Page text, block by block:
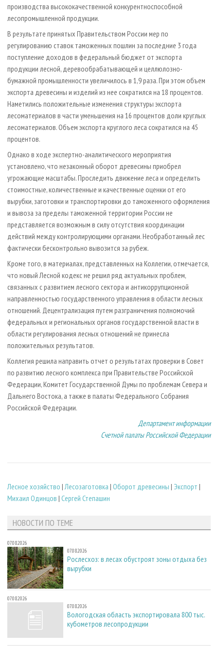
производства высококачественной конкурентноспособной
лесопромышленной продукции.
В результате принятых Правительством России мер по
регулированию ставок таможенных пошлин за последние 3 года
поступление доходов в федеральный бюджет от экспорта
продукции лесной, деревообрабатывающей и целлюлозно-
бумажной промышленности увеличилось в 1,9 раза. При этом объем
экспорта древесины и изделий из нее сократился на 18 процентов.
Наметились положительные изменения структуры экспорта
лесоматериалов в части уменьшения на 16 процентов доли круглых
лесоматериалов. Объем экспорта круглого леса сократился на 45
процентов.
Однако в ходе экспертно-аналитического мероприятия
установлено, что незаконный оборот древесины приобрел
угрожающие масштабы. Проследить движение леса и определить
стоимостные, количественные и качественные оценки от его
вырубки, заготовки и транспортировки до таможенного оформления
и вывоза за пределы таможенной территории России не
представляется возможным в силу отсутствия координации
действий между контролирующими органами. Необработанный лес
фактически бесконтрольно вывозится за рубеж.
Кроме того, в материалах, представленных на Коллегии, отмечается,
что новый Лесной кодекс не решил ряд актуальных проблем,
связанных с развитием лесного сектора и антикоррупционной
направленностью государственного управления в области лесных
отношений. Децентрализация путем разграничения полномочий
федеральных и региональных органов государственной власти в
области регулирования лесных отношений не принесла
положительных результатов.
Коллегия решила направить отчет о результатах проверки в Совет
по развитию лесного комплекса при Правительстве Российской
Федерации, Комитет Государственной Думы по проблемам Севера и
Дальнего Востока, а также в палаты Федерального Собрания
Российской Федерации.
Департамент информации
Счетной палаты Российской Федерации
Лесное хозяйство |Лесозаготовка | Оборот древесины | Экспорт |
Михаил Одинцов | Сергей Степашин
НОВОСТИ ПО ТЕМЕ
07.08.2026
07.08.2026
Рослесхоз: в лесах обустроят зоны отдыха без
вырубки
07.08.2026
07.08.2026
Вологодская область экспортировала 800 тыс.
кубометров лесопродукции